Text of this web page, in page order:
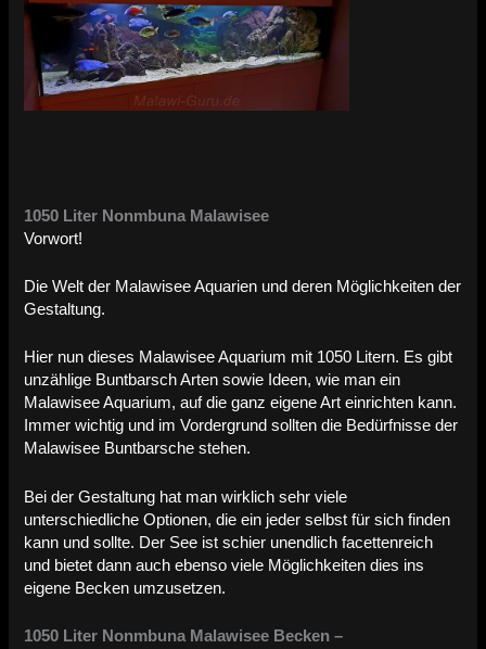
1050 Liter Nonmbuna Malawisee
Vorwort!
Die Welt der Malawisee Aquarien und deren Möglichkeiten der
Gestaltung.
Hier nun dieses Malawisee Aquarium mit 1050 Litern. Es gibt
unzählige Buntbarsch Arten sowie Ideen, wie man ein
Malawisee Aquarium, auf die ganz eigene Art einrichten kann.
Immer wichtig und im Vordergrund sollten die Bedürfnisse der
Malawisee Buntbarsche stehen.
Bei der Gestaltung hat man wirklich sehr viele
unterschiedliche Optionen, die ein jeder selbst für sich finden
kann und sollte. Der See ist schier unendlich facettenreich
und bietet dann auch ebenso viele Möglichkeiten dies ins
eigene Becken umzusetzen.
1050 Liter Nonmbuna Malawisee Becken –